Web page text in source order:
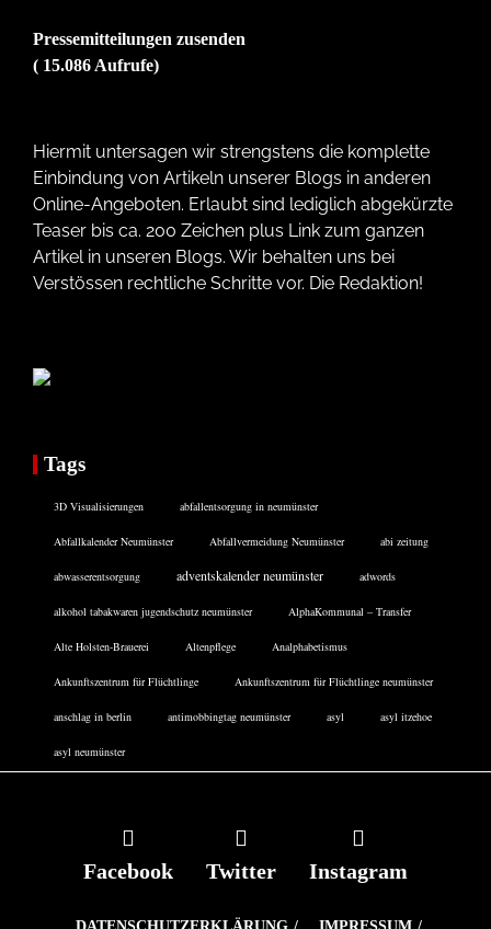
Pressemitteilungen zusenden
( 15.086 Aufrufe)
Hiermit untersagen wir strengstens die komplette
Einbindung von Artikeln unserer Blogs in anderen
Online-Angeboten. Erlaubt sind lediglich abgekürzte
Teaser bis ca. 200 Zeichen plus Link zum ganzen
Artikel in unseren Blogs. Wir behalten uns bei
Verstössen rechtliche Schritte vor. Die Redaktion!
Tags
3D Visualisierungen abfallentsorgung in neumünster
Abfallkalender Neumünster Abfallvermeidung Neumünster abi zeitung
abwasserentsorgung adventskalender neumünster adwords
alkohol tabakwaren jugendschutz neumünster AlphaKommunal – Transfer
Alte Holsten-Brauerei Altenpflege Analphabetismus
Ankunftszentrum für Flüchtlinge Ankunftszentrum für Flüchtlinge neumünster
anschlag in berlin antimobbingtag neumünster asyl asyl itzehoe
asyl neumünster
Facebook Twitter Instagram